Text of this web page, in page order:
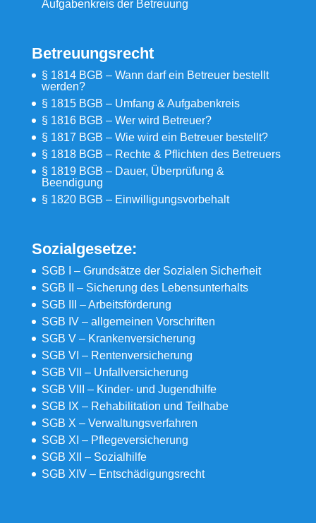
Aufgabenkreis der Betreuung
Betreuungsrecht
§ 1814 BGB – Wann darf ein Betreuer bestellt
werden?
§ 1815 BGB – Umfang & Aufgabenkreis
§ 1816 BGB – Wer wird Betreuer?
§ 1817 BGB – Wie wird ein Betreuer bestellt?
§ 1818 BGB – Rechte & Pflichten des Betreuers
§ 1819 BGB – Dauer, Überprüfung &
Beendigung
§ 1820 BGB – Einwilligungsvorbehalt
Sozialgesetze:
SGB I – Grundsätze der Sozialen Sicherheit
SGB II – Sicherung des Lebensunterhalts
SGB III – Arbeitsförderung
SGB IV – allgemeinen Vorschriften
SGB V – Krankenversicherung
SGB VI – Rentenversicherung
SGB VII – Unfallversicherung
SGB VIII – Kinder- und Jugendhilfe
SGB IX – Rehabilitation und Teilhabe
SGB X – Verwaltungsverfahren
SGB XI – Pflegeversicherung
SGB XII – Sozialhilfe
SGB XIV – Entschädigungsrecht